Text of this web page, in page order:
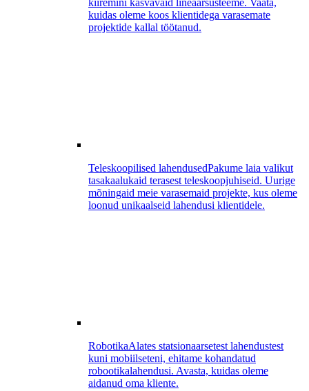
kiiremini kasvavaid lineaarsüsteeme. Vaata,
kuidas oleme koos klientidega varasemate
projektide kallal töötanud.
Teleskoopilised lahendusedPakume laia valikut
tasakaalukaid terasest teleskoopjuhiseid. Uurige
mõningaid meie varasemaid projekte, kus oleme
loonud unikaalseid lahendusi klientidele.
RobotikaAlates statsionaarsetest lahendustest
kuni mobiilseteni, ehitame kohandatud
robootikalahendusi. Avasta, kuidas oleme
aidanud oma kliente.